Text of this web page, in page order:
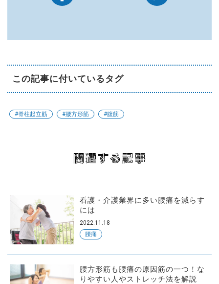
この記事に付いているタグ
#脊柱起立筋 #腰方形筋 #腹筋
関連する記事
看護・介護業界に多い腰痛を減らす
には
2022.11.18
腰痛
腰方形筋も腰痛の原因筋の一つ！な
りやすい人やストレッチ法を解説